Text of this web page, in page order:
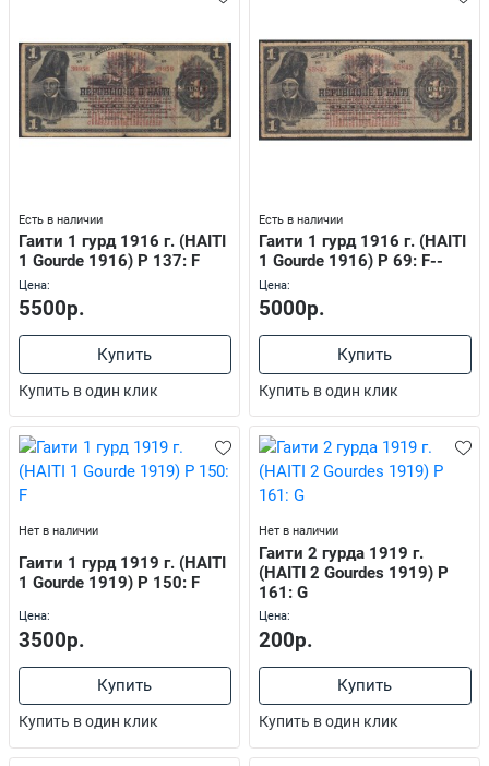
Есть в наличии
Гаити 1 гурд 1916 г. (HAITI
1 Gourde 1916) P 137: F
Цена:
5500р.
Купить
Купить в один клик
Есть в наличии
Гаити 1 гурд 1916 г. (HAITI
1 Gourde 1916) P 69: F--
Цена:
5000р.
Купить
Купить в один клик
Нет в наличии
Гаити 1 гурд 1919 г. (HAITI
1 Gourde 1919) P 150: F
Цена:
3500р.
Купить
Купить в один клик
Нет в наличии
Гаити 2 гурда 1919 г.
(HAITI 2 Gourdes 1919) P
161: G
Цена:
200р.
Купить
Купить в один клик